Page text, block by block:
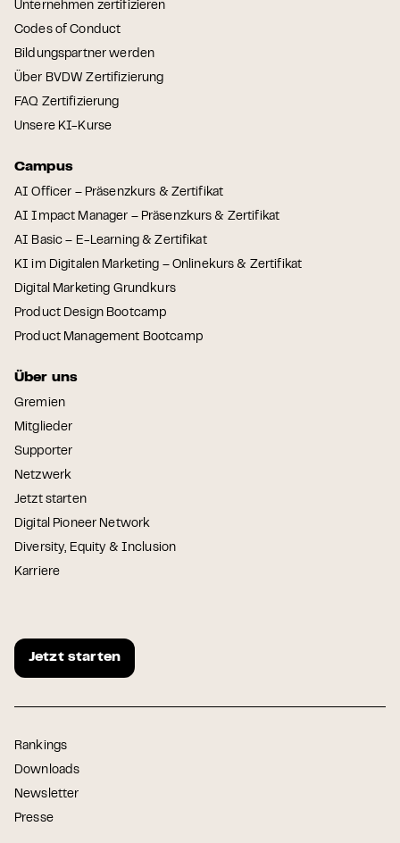
Unternehmen zertifizieren
Codes of Conduct
Bildungspartner werden
Über BVDW Zertifizierung
FAQ Zertifizierung
Unsere KI-Kurse
Campus
AI Officer – Präsenzkurs & Zertifikat
AI Impact Manager – Präsenzkurs & Zertifikat
AI Basic – E-Learning & Zertifikat
KI im Digitalen Marketing – Onlinekurs & Zertifikat
Digital Marketing Grundkurs
Product Design Bootcamp
Product Management Bootcamp
Über uns
Gremien
Mitglieder
Supporter
Netzwerk
Jetzt starten
Digital Pioneer Network
Diversity, Equity & Inclusion
Karriere
Jetzt starten
Rankings
Downloads
Newsletter
Presse